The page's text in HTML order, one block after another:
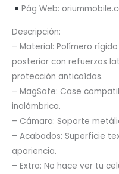
Pág Web:
Descripción:
– Material: Polímero
posterior con refuerzos
protección anticaídas.
– MagSafe: Case
inalámbrica.
– Cámara: Soporte
– Acabados: Superficie
apariencia.
– Extra: No hace ver tu